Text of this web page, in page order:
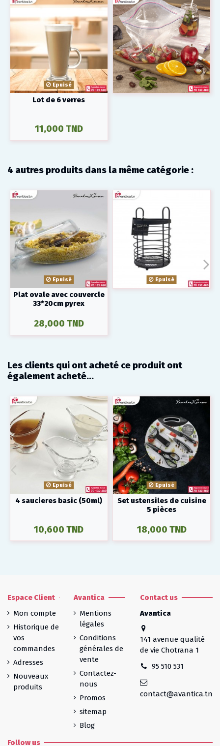
Epuisé
Lot de 6 verres
11,000 TND
4 autres produits dans la même catégorie :
Epuisé
Plat ovale avec couvercle
33*20cm pyrex
28,000 TND
Epuisé
Les clients qui ont acheté ce produit ont
également acheté...
Epuisé
4 saucieres basic (50ml)
10,600 TND
Epuisé
Set ustensiles de cuisine
5 pièces
18,000 TND
Espace Client
Mon compte
Historique de
vos
commandes
Adresses
Nouveaux
produits
Avantica
Mentions
légales
Conditions
générales de
vente
Contactez-
nous
Promos
sitemap
Blog
Contact us
Avantica
141 avenue qualité
de vie Chotrana 1
95 510 531
contact@avantica.tn
Follow us